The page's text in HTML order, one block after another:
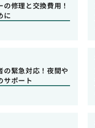
修理と交換費用！
に
の緊急対応！夜間や
サポート